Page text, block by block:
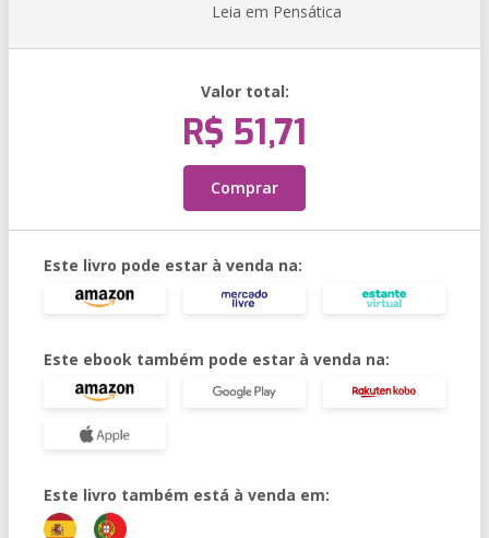
Leia em Pensática
Valor total:
R$ 51,71
Comprar
Este livro pode estar à venda na:
Este ebook também pode estar à venda na:
Este livro também está à venda em: